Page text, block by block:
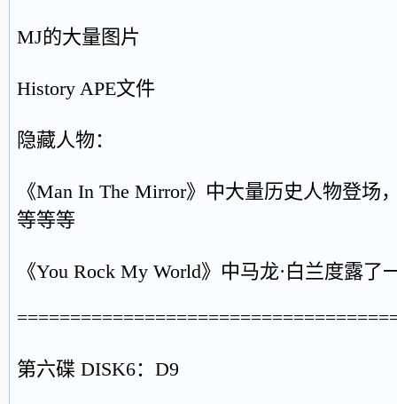
MJ的大量图片
History APE文件
隐藏人物：
《Man In The Mirror》中大量历史人物登场
等等等
《You Rock My World》中马龙·白兰度露了
第六碟 DISK6：D9